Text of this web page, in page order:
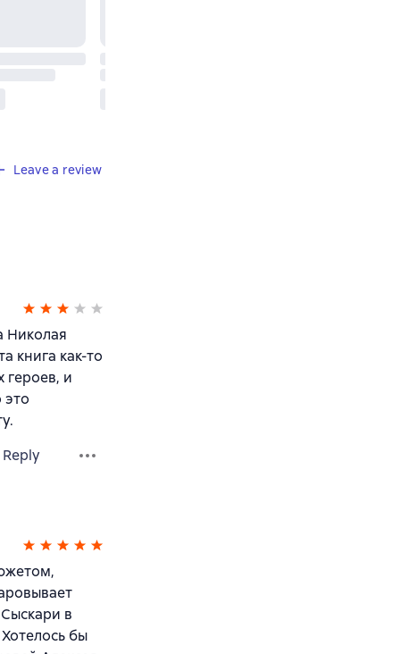
Leave a review
Николая
книга как-то
героев, и
это
Reply
в
бы